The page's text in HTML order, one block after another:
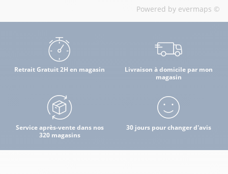
Powered by evermaps ©
Retrait Gratuit 2H en magasin
Livraison à domicile par mon
magasin
Service après-vente dans nos
320 magasins
30 jours pour changer d'avis